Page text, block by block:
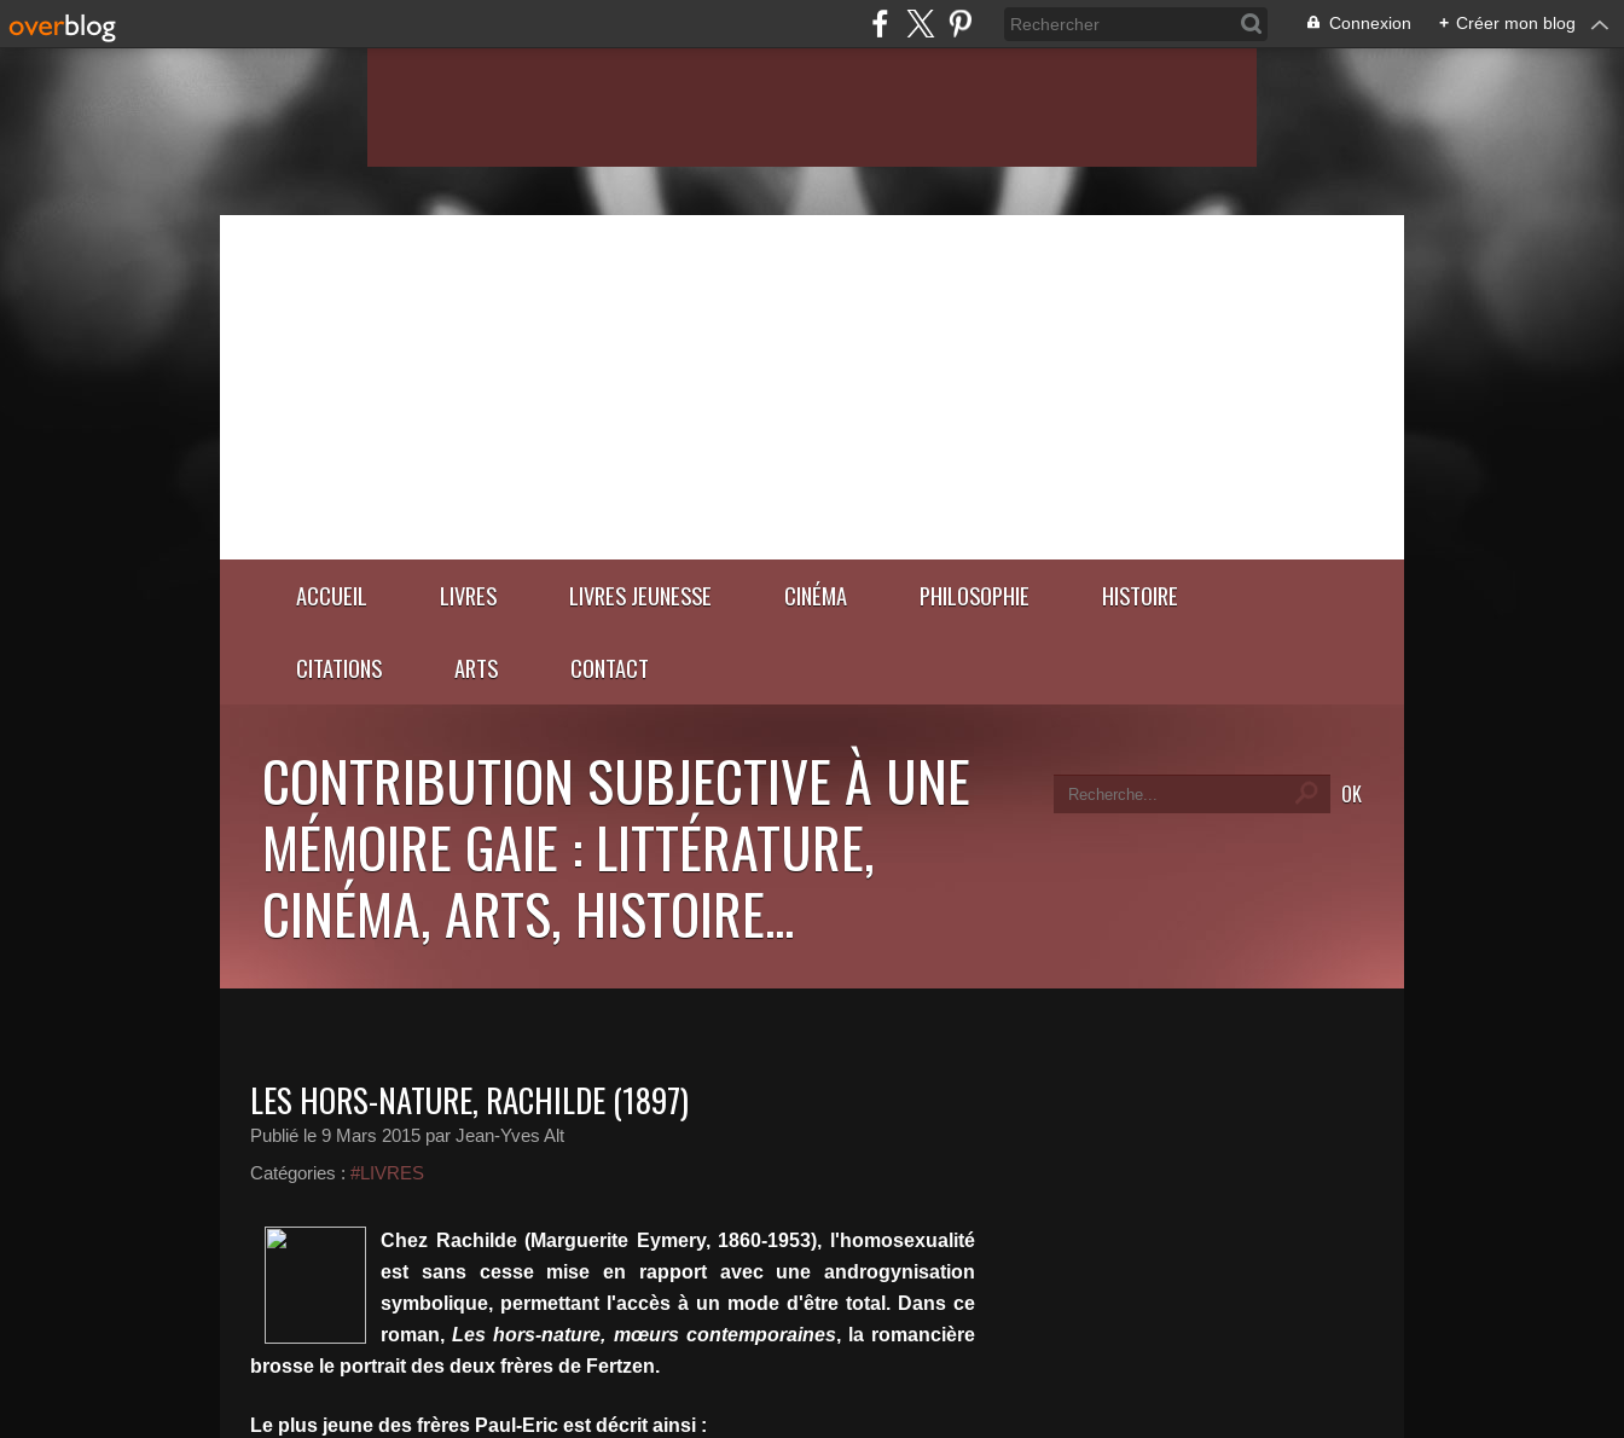
Connexion + Créer mon blog
ACCUEIL LIVRES LIVRES JEUNESSE CINÉMA PHILOSOPHIE HISTOIRE
CITATIONS ARTS CONTACT
CONTRIBUTION SUBJECTIVE À UNE
MÉMOIRE GAIE : LITTÉRATURE,
CINÉMA, ARTS, HISTOIRE...
LES HORS-NATURE, RACHILDE (1897)
Publié le 9 Mars 2015 par Jean-Yves Alt
Catégories : #LIVRES
Chez Rachilde (Marguerite Eymery, 1860-1953), l'homosexualité
est sans cesse mise en rapport avec une androgynisation
symbolique, permettant l'accès à un mode d'être total. Dans ce
roman,Les hors-nature, mœurs contemporaines, la romancière
brosse le portrait des deux frères de Fertzen.
Le plus jeune des frères Paul-Eric est décrit ainsi :